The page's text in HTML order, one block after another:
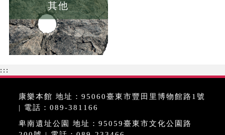
其他
:::
康樂本館 地址：95060臺東市豐田里博物館路1號
| 電話：089-381166
卑南遺址公園 地址：95059臺東市文化公園路